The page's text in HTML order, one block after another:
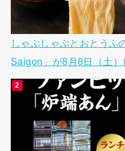
しゃぶしゃぶとおとうふ
Saigon」が8月8日（土）